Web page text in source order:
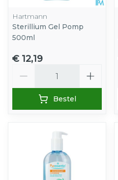
Hartmann
Sterillium Gel Pomp
500ml
€ 12,19
Bestel